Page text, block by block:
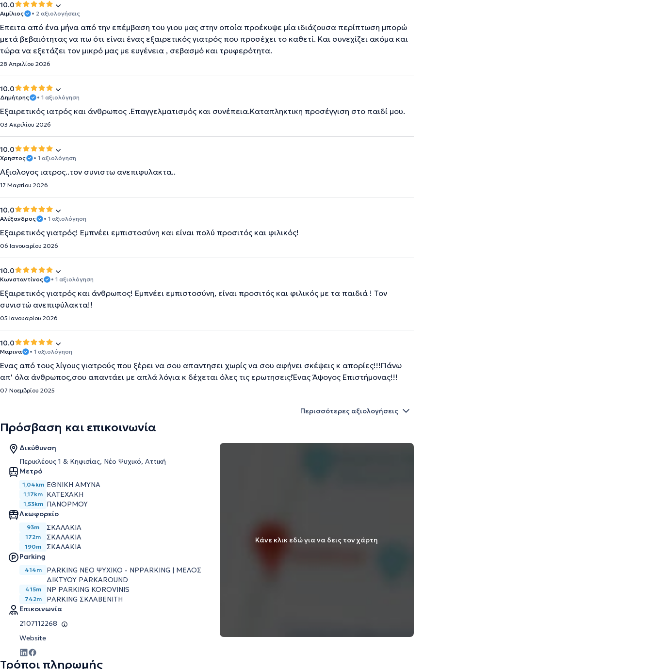
10.0
Αιμίλιος • 2 αξιολογήσεις
Έπειτα από ένα μήνα από την επέμβαση του γιου μας στην οποία προέκυψε μία ιδιάζουσα περίπτωση μπορώ
μετά βεβαιότητας να πω ότι είναι ένας εξαιρετικός γιατρός που προσέχει το καθετί. Και συνεχίζει ακόμα και
τώρα να εξετάζει τον μικρό μας με ευγένεια , σεβασμό και τρυφερότητα.
28 Απριλίου 2026
10.0
Δημήτρης • 1 αξιολόγηση
Εξαιρετικός ιατρός και άνθρωπος .Επαγγελματισμός και συνέπεια.Καταπληκτικη προσέγγιση στο παιδί μου.
03 Απριλίου 2026
10.0
Χρηστος • 1 αξιολόγηση
Αξιολογος ιατρος..τον συνιστω ανεπιφυλακτα..
17 Μαρτίου 2026
10.0
Αλέξανδρος • 1 αξιολόγηση
Εξαιρετικός γιατρός! Εμπνέει εμπιστοσύνη και είναι πολύ προσιτός και φιλικός!
06 Ιανουαρίου 2026
10.0
Κωνσταντίνος • 1 αξιολόγηση
Εξαιρετικός γιατρός και άνθρωπος! Εμπνέει εμπιστοσύνη, είναι προσιτός και φιλικός με τα παιδιά ! Τον
συνιστώ ανεπιφύλακτα!!
05 Ιανουαρίου 2026
10.0
Μαρινα • 1 αξιολόγηση
Ένας από τους λίγους γιατρούς που ξέρει να σου απαντησει χωρίς να σου αφήνει σκέψεις κ απορίες!!!Πάνω
απ' όλα άνθρωπος,σου απαντάει με απλά λόγια κ δέχεται όλες τις ερωτησεις!Ένας Άψογος Επιστήμονας!!!
07 Νοεμβρίου 2025
Περισσότερες αξιολογήσεις
Πρόσβαση και επικοινωνία
Διεύθυνση
Περικλέους 1 & Κηφισίας, Νέο Ψυχικό, Αττική
Μετρό
1,04km ΕΘΝΙΚΗ ΑΜΥΝΑ
1,17km ΚΑΤΕΧΑΚΗ
1,53km ΠΑΝΟΡΜΟΥ
Λεωφορείο
93m ΣΚΑΛΑΚΙΑ
172m ΣΚΑΛΑΚΙΑ
190m
ΣΚΑΛΑΚΙΑ
Parking
414m
PARKING ΝΕΟ ΨΥΧΙΚΟ - NPPARKING | ΜΕΛΟΣ
ΔΙΚΤΥΟΥ PARKAROUND
415m NP PARKING KOROVINIS
742m
PARKING ΣΚΛΑΒΕΝΙΤΗ
Επικοινωνία
2107112268
Website
Κάνε κλικ εδώ για να δεις τον χάρτη
Τρόποι πληρωμής